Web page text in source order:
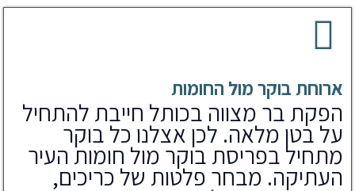
ארוחת בוקר מול החומות
הפקת בר מצווה בכותל חייבת להתחיל
על בטן מלאה. לכן אצלנו כל בוקר
מתחיל בפריסת בוקר מול חומות העיר
העתיקה. מבחר פלטות של כריכים,